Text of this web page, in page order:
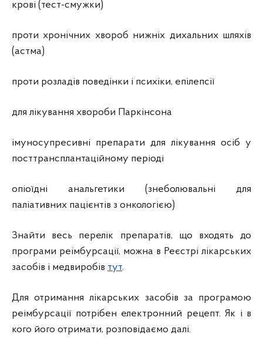
крові (тест-смужки)
проти хронічних хвороб нижніх дихальних шляхів
(астма)
проти розладів поведінки і психіки, епілепсії
для лікування хвороби Паркінсона
імуносупресивні препарати для лікування осіб у
посттрансплантаційному періоді
опіоїдні анальгетики (знеболювальні для
паліативних пацієнтів з онкологією)
Знайти весь перелік препаратів, що входять до
програми реімбурсації, можна в Реєстрі лікарських
засобів і медвиробів тут.
Для отримання лікарських засобів за програмою
реімбурсації потрібен електронний рецепт. Як і в
кого його отримати, розповідаємо далі.